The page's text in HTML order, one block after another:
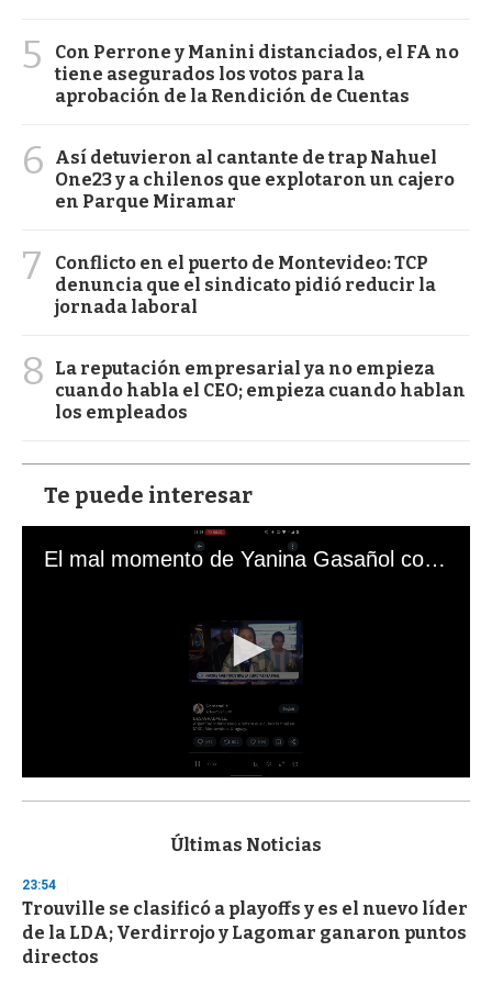
5
Con Perrone y Manini distanciados, el FA no
tiene asegurados los votos para la
aprobación de la Rendición de Cuentas
6
Así detuvieron al cantante de trap Nahuel
One23 y a chilenos que explotaron un cajero
en Parque Miramar
7
Conflicto en el puerto de Montevideo: TCP
denuncia que el sindicato pidió reducir la
jornada laboral
8
La reputación empresarial ya no empieza
cuando habla el CEO; empieza cuando hablan
los empleados
Te puede interesar
El mal momento de Yanina Gasañol con un hincha argentino en "Subrayado"
s
d
s
o
f
3
Últimas Noticias
23:54
Trouville se clasificó a playoffs y es el nuevo líder
de la LDA; Verdirrojo y Lagomar ganaron puntos
directos